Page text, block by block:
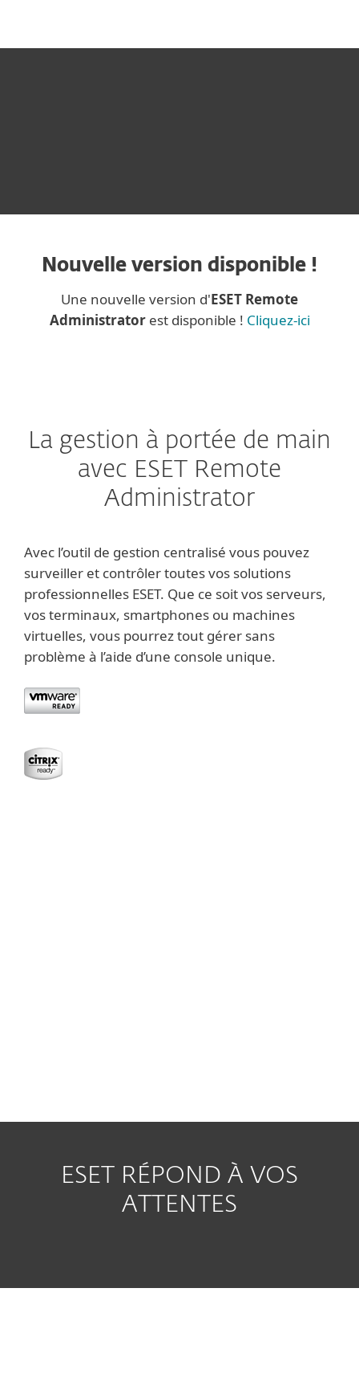
Nouvelle version disponible !
Une nouvelle version d'ESET Remote
Administratorest disponible ! Cliquez-ici
La gestion à portée de main
avec ESET Remote
Administrator
Avec l’outil de gestion centralisé vous pouvez
surveiller et contrôler toutes vos solutions
professionnelles ESET. Que ce soit vos serveurs,
vos terminaux, smartphones ou machines
virtuelles, vous pourrez tout gérer sans
problème à l’aide d’une console unique.
ESET RÉPOND À VOS
ATTENTES